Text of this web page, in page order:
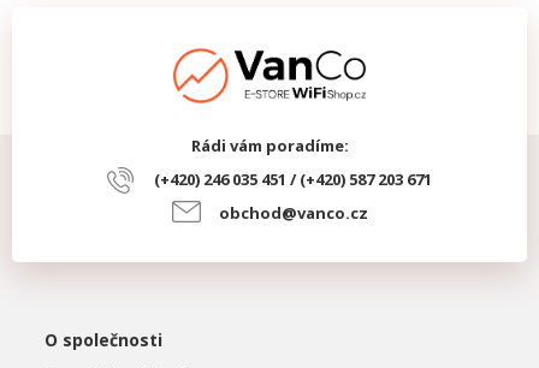
Rádi vám poradíme:
(+420) 246 035 451 / (+420) 587 203 671
obchod@vanco.cz
O společnosti